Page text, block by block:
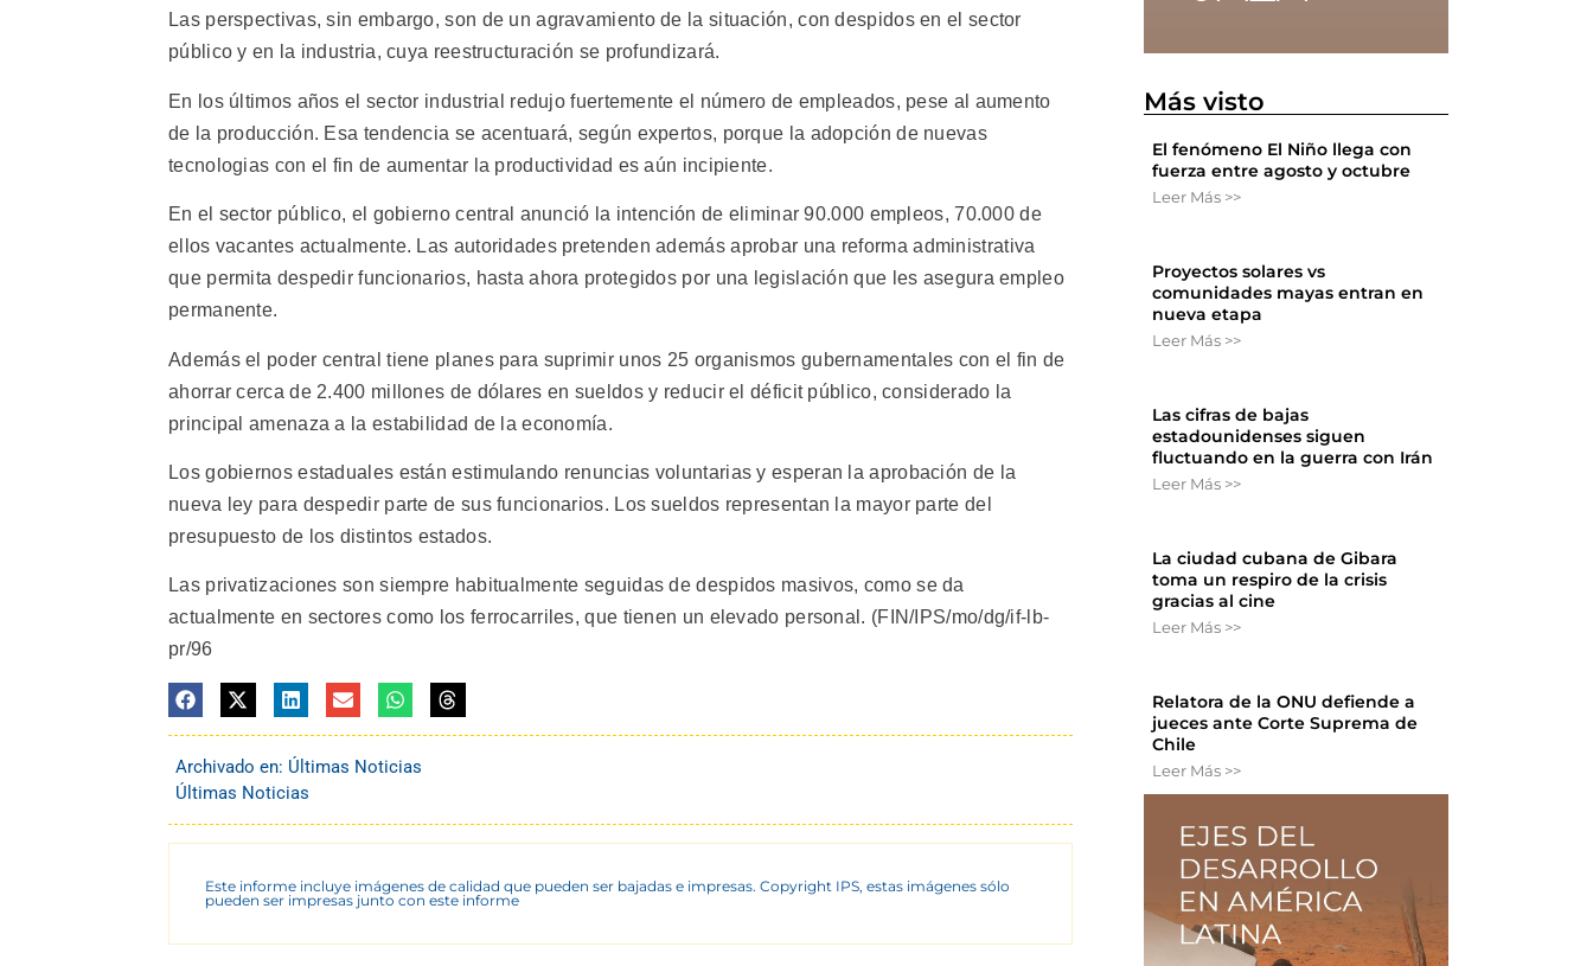
Las perspectivas, sin embargo, son de un agravamiento de la situación, con despidos en el sector
público y en la industria, cuya reestructuración se profundizará.
En los últimos años el sector industrial redujo fuertemente el número de empleados, pese al aumento
de la producción. Esa tendencia se acentuará, según expertos, porque la adopción de nuevas
tecnologias con el fin de aumentar la productividad es aún incipiente.
En el sector público, el gobierno central anunció la intención de eliminar 90.000 empleos, 70.000 de
ellos vacantes actualmente. Las autoridades pretenden además aprobar una reforma administrativa
que permita despedir funcionarios, hasta ahora protegidos por una legislación que les asegura empleo
permanente.
Además el poder central tiene planes para suprimir unos 25 organismos gubernamentales con el fin de
ahorrar cerca de 2.400 millones de dólares en sueldos y reducir el déficit público, considerado la
principal amenaza a la estabilidad de la economía.
Los gobiernos estaduales están estimulando renuncias voluntarias y esperan la aprobación de la
nueva ley para despedir parte de sus funcionarios. Los sueldos representan la mayor parte del
presupuesto de los distintos estados.
Las privatizaciones son siempre habitualmente seguidas de despidos masivos, como se da
actualmente en sectores como los ferrocarriles, que tienen un elevado personal. (FIN/IPS/mo/dg/if-lb-
pr/96
Archivado en: Últimas Noticias
Últimas Noticias
Este informe incluye imágenes de calidad que pueden ser bajadas e impresas. Copyright IPS, estas imágenes sólo
pueden ser impresas junto con este informe
Más visto
El fenómeno El Niño llega con
fuerza entre agosto y octubre
Leer Más >>
Proyectos solares vs
comunidades mayas entran en
nueva etapa
Leer Más >>
Las cifras de bajas
estadounidenses siguen
fluctuando en la guerra con Irán
Leer Más >>
La ciudad cubana de Gibara
toma un respiro de la crisis
gracias al cine
Leer Más >>
Relatora de la ONU defiende a
jueces ante Corte Suprema de
Chile
Leer Más >>